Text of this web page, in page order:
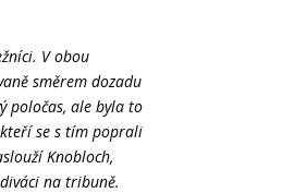
V obou
směrem dozadu
poločas, ale byla to
se s tím poprali
Knobloch,
na tribuně.